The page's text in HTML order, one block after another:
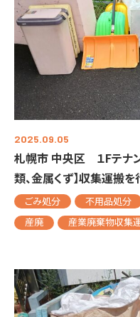
2025.09.05
札幌市 中央区 １Fテナ
類、金属くず】収集運搬を
ごみ処分 不用品処分
産廃
産業廃棄物収集